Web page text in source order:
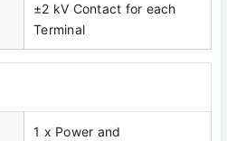
±2 kV Contact for each
Terminal
1 x Power and